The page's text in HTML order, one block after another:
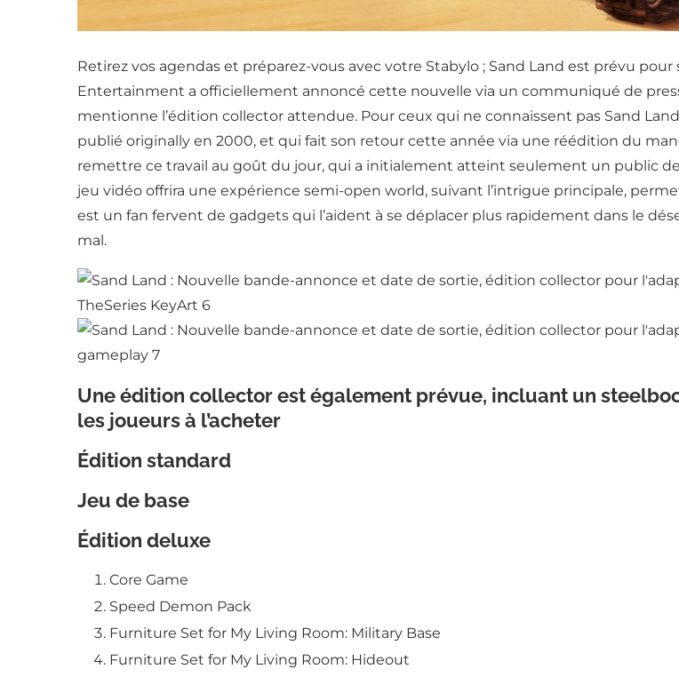
Retirez vos agendas et préparez-vous avec votre Stabylo ; Sand Land est prévu
Entertainment a officiellement annoncé cette nouvelle via un communiqué de
mentionne l’édition collector attendue. Pour ceux qui ne connaissent pas Sand
publié originally en 2000, et qui fait son retour cette année via une réédition du
remettre ce travail au goût du jour, qui a initialement atteint seulement un public
jeu vidéo offrira une expérience semi-open world, suivant l’intrigue principale,
est un fan fervent de gadgets qui l’aident à se déplacer plus rapidement dans le
mal.
Une édition collector est également prévue, incluant un
les joueurs à l’acheter
Édition standard
Jeu de base
Édition deluxe
Core Game
Speed Demon Pack
Furniture Set for My Living Room: Military Base
Furniture Set for My Living Room: Hideout